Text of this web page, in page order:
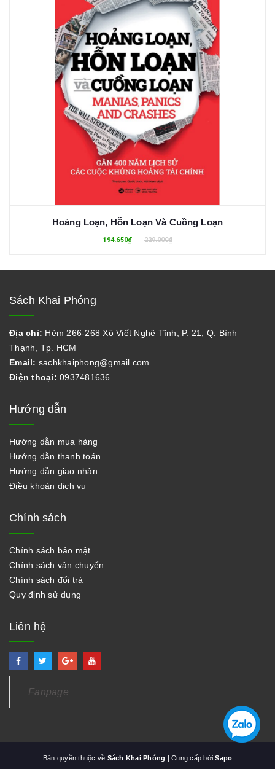
Hoảng Loạn, Hỗn Loạn Và Cuồng Loạn
194.650₫ 229.000₫
Sách Khai Phóng
Địa chỉ: Hẻm 266-268 Xô Viết Nghệ Tĩnh, P. 21, Q. Bình
Thạnh, Tp. HCM
Email: sachkhaiphong@gmail.com
Điện thoại: 0937481636
Hướng dẫn
Hướng dẫn mua hàng
Hướng dẫn thanh toán
Hướng dẫn giao nhận
Điều khoản dịch vụ
Chính sách
Chính sách bảo mật
Chính sách vận chuyển
Chính sách đổi trả
Quy định sử dụng
Liên hệ
Fanpage
Bản quyền thuộc về Sách Khai Phóng | Cung cấp bởiSapo